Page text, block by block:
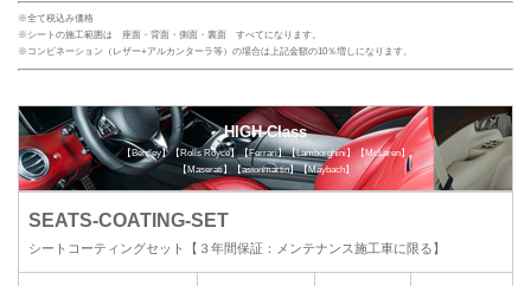
※全て税込み価格
※シートの施工範囲は 座面・背面・側面・裏面 すべてになります。
※コンビネーション（レザー+アルカンターラ等）の場合は上記金額の10％増しになります。
HIGH-Class
【Bentley】【Rolls Royce】【Ferrari】【Lamborghini】【McLaren】
【Maserati】【astonmartin】【Maybach】
SEATS-COATING-SET
シートコーティングセット【３年間保証：メンテナンス施工車に限る】